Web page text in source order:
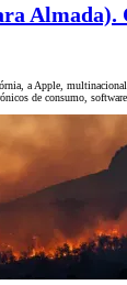
Almada).
a Apple,
de consumo,